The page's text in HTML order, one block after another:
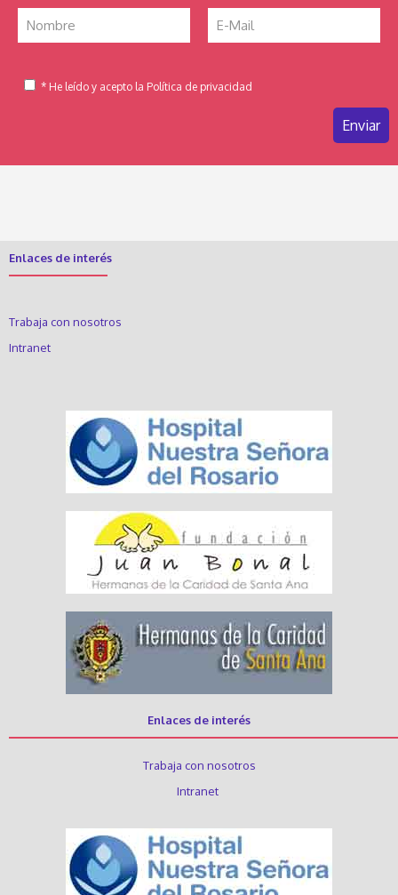
* He leído y acepto la Política de privacidad
Enlaces de interés
Trabaja con nosotros
Intranet
Enlaces de interés
Trabaja con nosotros
Intranet